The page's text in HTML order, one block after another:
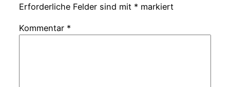
Erforderliche Felder sind mit * markiert
Kommentar *